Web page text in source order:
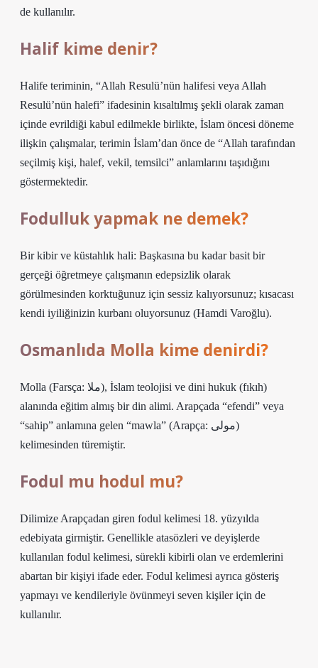
de kullanılır.
Halif kime denir?
Halife teriminin, “Allah Resulü’nün halifesi veya Allah
Resulü’nün halefi” ifadesinin kısaltılmış şekli olarak zaman
içinde evrildiği kabul edilmekle birlikte, İslam öncesi döneme
ilişkin çalışmalar, terimin İslam’dan önce de “Allah tarafından
seçilmiş kişi, halef, vekil, temsilci” anlamlarını taşıdığını
göstermektedir.
Fodulluk yapmak ne demek?
Bir kibir ve küstahlık hali: Başkasına bu kadar basit bir
gerçeği öğretmeye çalışmanın edepsizlik olarak
görülmesinden korktuğunuz için sessiz kalıyorsunuz; kısacası
kendi iyiliğinizin kurbanı oluyorsunuz (Hamdi Varoğlu).
Osmanlıda Molla kime denirdi?
Molla (Farsça: ملا), İslam teolojisi ve dini hukuk (fıkıh)
alanında eğitim almış bir din alimi. Arapçada “efendi” veya
“sahip” anlamına gelen “mawla” (Arapça: مولی)
kelimesinden türemiştir.
Fodul mu hodul mu?
Dilimize Arapçadan giren fodul kelimesi 18. yüzyılda
edebiyata girmiştir. Genellikle atasözleri ve deyişlerde
kullanılan fodul kelimesi, sürekli kibirli olan ve erdemlerini
abartan bir kişiyi ifade eder. Fodul kelimesi ayrıca gösteriş
yapmayı ve kendileriyle övünmeyi seven kişiler için de
kullanılır.